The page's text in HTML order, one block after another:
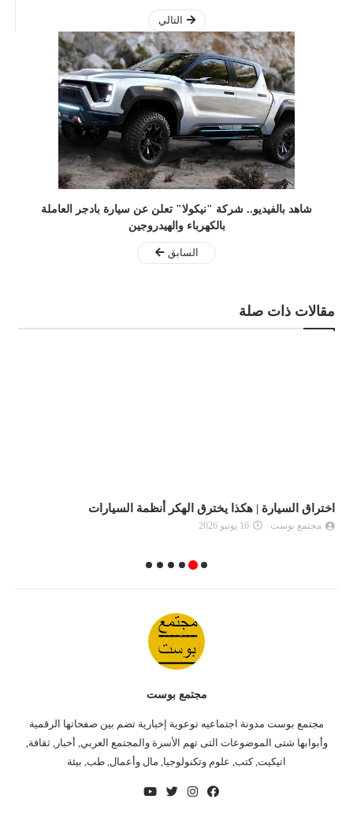
التالي
شاهد بالفيديو.. شركة "نيكولا" تعلن عن سيارة بادجر العاملة
بالكهرباء والهيدروجين
السابق
مقالات ذات صلة
اختراق السيارة | هكذا يخترق الهكر أنظمة السيارات
مجتمع بوست 16 يونيو 2026
مجتمع بوست
مجتمع بوست مدونة اجتماعيه توعوية إخبارية تضم بين صفحاتها الرقمية
وأبوابها شتى الموضوعات التى تهم الأسرة والمجتمع العربي, أخبار, ثقافة,
اتيكيت, كتب, علوم وتكنولوجيا, مال وأعمال, طب, بيئة